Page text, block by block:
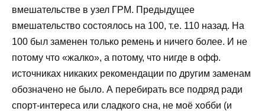
вмешательстве в узел ГРМ. Предыдущее
вмешательство состоялось на 100, т.е. 110 назад. На
100 был заменен только ремень и ничего более. И не
потому что «жалко», а потому, что нигде в офф.
источниках никаких рекомендации по другим заменам
обозначено не было. А перебирать все подряд ради
спорт-интереса или сладкого сна, не моё хобби (и